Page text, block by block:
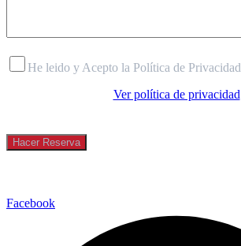
He leido y Acepto la Política de Privacidad
Ver política de privacidad
Facebook